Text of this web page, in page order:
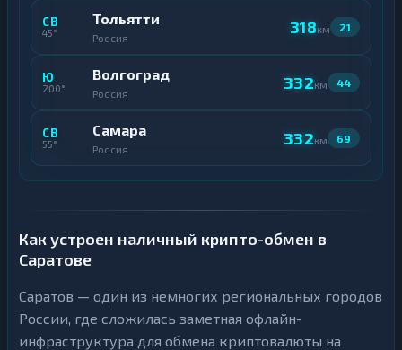
СВ
45°
Тольятти
Россия
318км 21
Ю
200°
Волгоград
Россия
332км 44
СВ
55°
Самара
Россия
332км 69
Как устроен наличный крипто-обмен в
Саратове
Саратов — один из немногих региональных городов
России, где сложилась заметная офлайн-
инфраструктура для обмена криптовалюты на